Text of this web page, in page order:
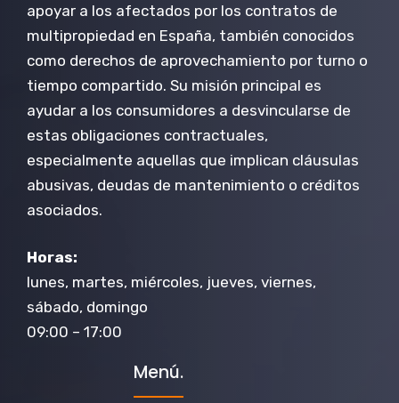
apoyar a los afectados por los contratos de
multipropiedad en España, también conocidos
como derechos de aprovechamiento por turno o
tiempo compartido. Su misión principal es
ayudar a los consumidores a desvincularse de
estas obligaciones contractuales,
especialmente aquellas que implican cláusulas
abusivas, deudas de mantenimiento o créditos
asociados.
Horas:
lunes, martes, miércoles, jueves, viernes,
sábado, domingo
09:00 – 17:00
Menú.